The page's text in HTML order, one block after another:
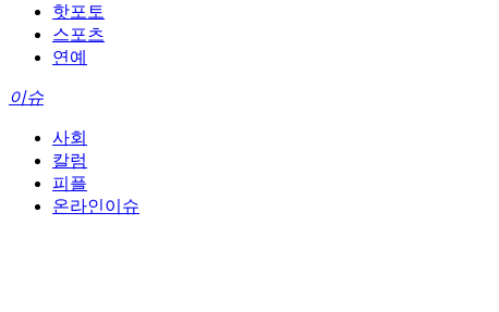
핫포토
스포츠
연예
이슈
사회
칼럼
피플
온라인이슈